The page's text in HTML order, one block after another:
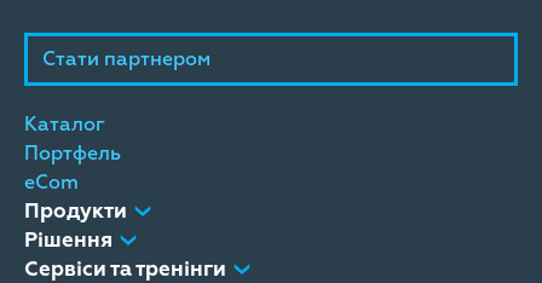
Стати партнером
Каталог
Портфель
eCom
Продукти
Рішення
Сервіси та тренінги